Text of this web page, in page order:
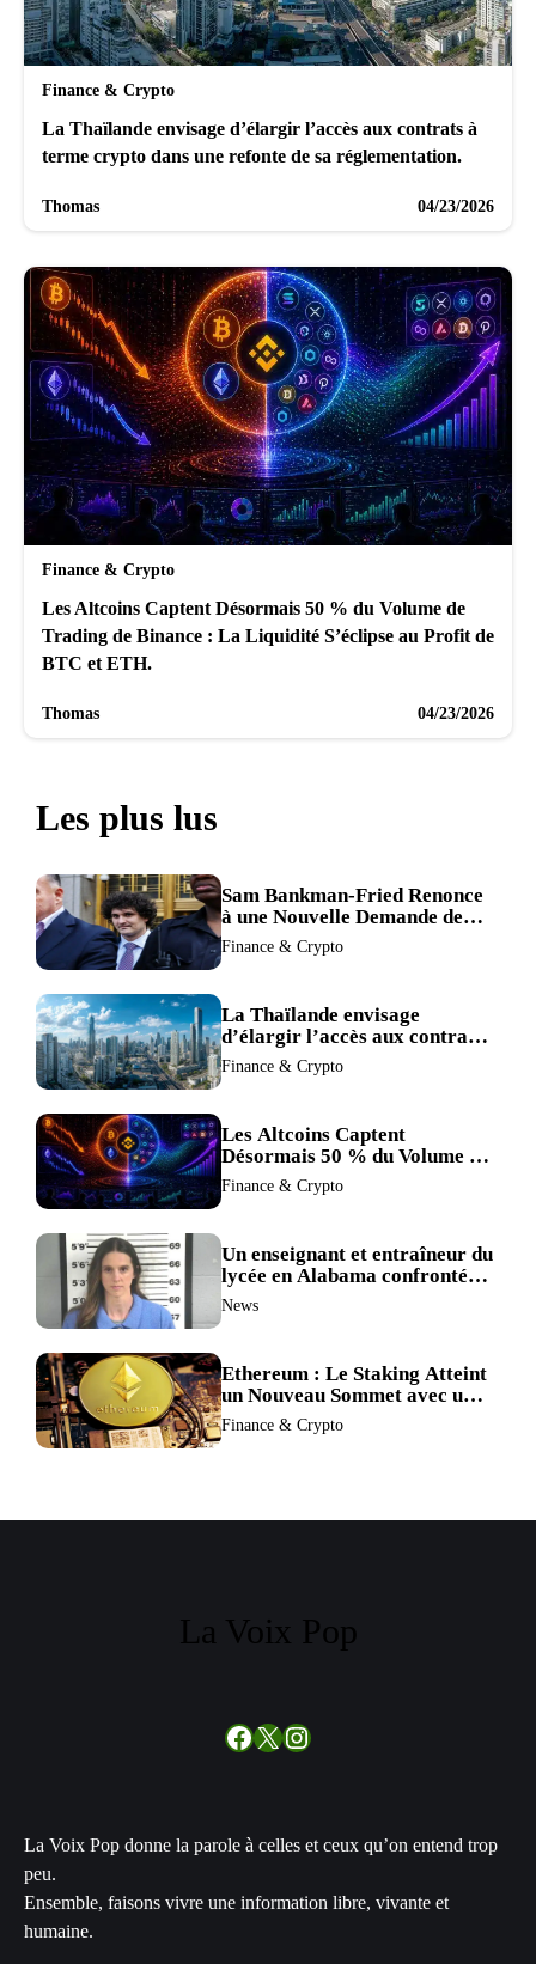
Finance & Crypto
La Thaïlande envisage d’élargir l’accès aux contrats à
terme crypto dans une refonte de sa réglementation.
Thomas 04/23/2026
Finance & Crypto
Les Altcoins Captent Désormais 50 % du Volume de
Trading de Binance : La Liquidité S’éclipse au Profit de
BTC et ETH.
Thomas 04/23/2026
Les plus lus
Sam Bankman-Fried Renonce
à une Nouvelle Demande de
Procès, Intensifiant la
Pression pour la Récusation
Finance & Crypto
La Thaïlande envisage
d’élargir l’accès aux contrats
à terme crypto dans une
refonte de sa réglementation.
Finance & Crypto
Les Altcoins Captent
Désormais 50 % du Volume de
Trading de Binance : La
Liquidité S’éclipse au Profit de
Finance & Crypto
Un enseignant et entraîneur du
lycée en Alabama confronté
au divorce après avoir été
News
Ethereum : Le Staking Atteint
un Nouveau Sommet avec un
Verrouillage Accru des ETH
Finance & Crypto
La Voix Pop
Facebook
X Instagram
La Voix Pop donne la parole à celles et ceux qu’on entend trop
peu.
Ensemble, faisons vivre une information libre, vivante et
humaine.